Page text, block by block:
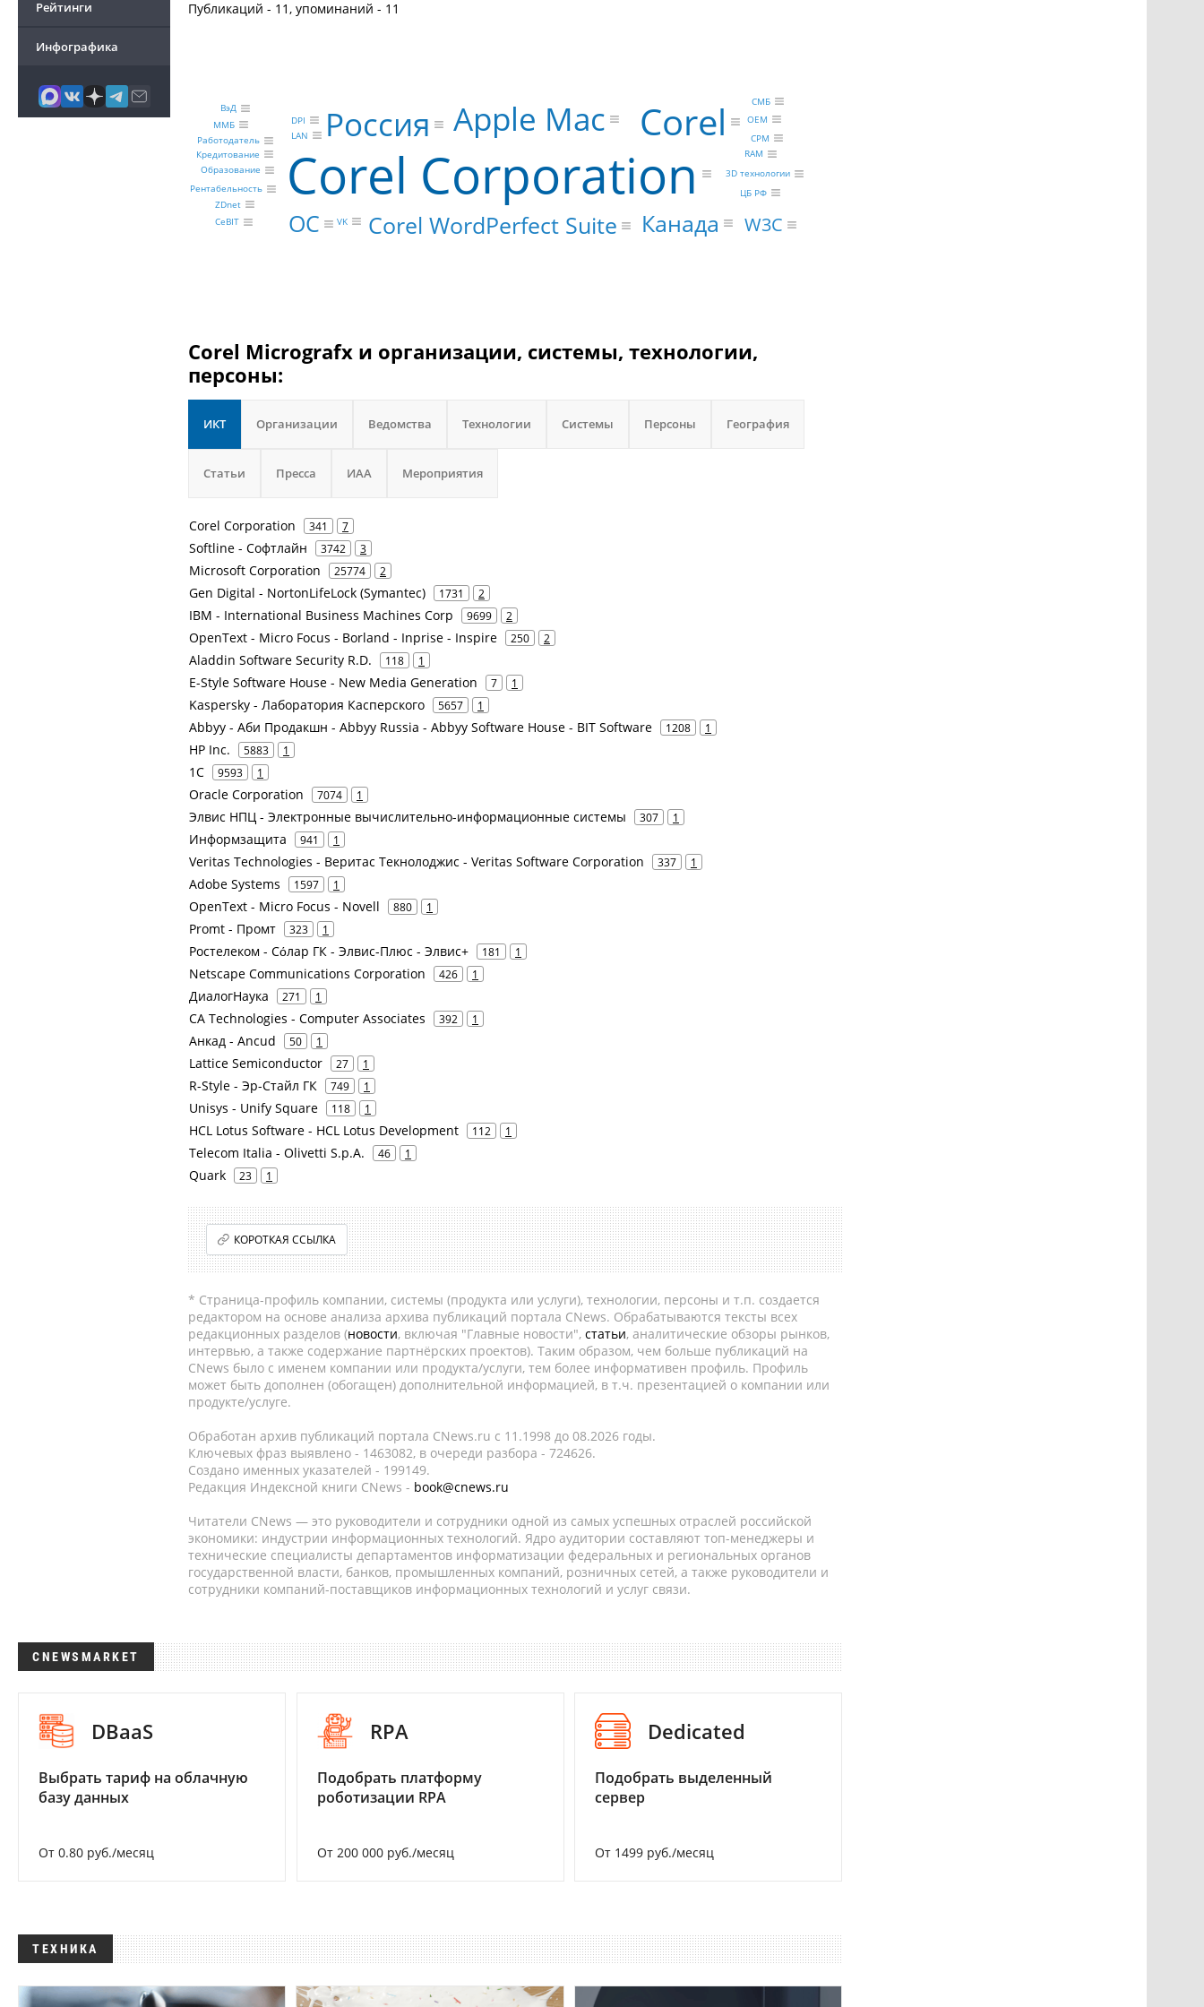
Рейтинги
Инфографика
Публикаций - 11, упоминаний - 11
Corel Corporation
Corel
Apple Mac
Россия
ОС Corel WordPerfect Suite Канада W3C
VK
ЦБ РФ
3D технологии
RAM
CPM
DPI
LAN
OEM
СМБ
ВэД
ММБ
Работодатель
Кредитование
Образование
Рентабельность
ZDnet
CeBIT
Corel Micrografx и организации, системы, технологии,
персоны:
ИКТ Организации Ведомства Технологии Системы Персоны География
Статьи Пресса ИАА Мероприятия
Corel Corporation 341 7
Softline - Софтлайн 3742 3
Microsoft Corporation 25774 2
Gen Digital - NortonLifeLock (Symantec) 1731 2
IBM - International Business Machines Corp 9699 2
OpenText - Micro Focus - Borland - Inprise - Inspire 250 2
Aladdin Software Security R.D. 118 1
E-Style Software House - New Media Generation 7 1
Kaspersky - Лаборатория Касперского 5657 1
Abbyy - Аби Продакшн - Abbyy Russia - Abbyy Software House - BIT Software 1208 1
HP Inc. 5883 1
1С 9593 1
Oracle Corporation 7074 1
Элвис НПЦ - Электронные вычислительно-информационные системы 307 1
Информзащита 941 1
Veritas Technologies - Веритас Текнолоджис - Veritas Software Corporation 337 1
Adobe Systems 1597 1
OpenText - Micro Focus - Novell 880 1
Promt - Промт 323 1
Ростелеком - Сόлар ГК - Элвис-Плюс - Элвис+ 181 1
Netscape Communications Corporation 426 1
ДиалогНаука 271 1
CA Technologies - Computer Associates 392 1
Анкад - Ancud 50 1
Lattice Semiconductor 27 1
R-Style - Эр-Стайл ГК 749 1
Unisys - Unify Square 118 1
HCL Lotus Software - HCL Lotus Development 112 1
Telecom Italia - Olivetti S.p.A. 46 1
Quark 23 1
КОРОТКАЯ ССЫЛКА
* Страница-профиль компании, системы (продукта или услуги), технологии, персоны и т.п. создается
редактором на основе анализа архива публикаций портала CNews. Обрабатываются тексты всех
редакционных разделов (новости, включая "Главные новости", статьи, аналитические обзоры рынков,
интервью, а также содержание партнёрских проектов). Таким образом, чем больше публикаций на
CNews было с именем компании или продукта/услуги, тем более информативен профиль. Профиль
может быть дополнен (обогащен) дополнительной информацией, в т.ч. презентацией о компании или
продукте/услуге.
Обработан архив публикаций портала CNews.ru c 11.1998 до 08.2026 годы.
Ключевых фраз выявлено - 1463082, в очереди разбора - 724626.
Создано именных указателей - 199149.
Редакция Индексной книги CNews - book@cnews.ru
Читатели CNews — это руководители и сотрудники одной из самых успешных отраслей российской
экономики: индустрии информационных технологий. Ядро аудитории составляют топ-менеджеры и
технические специалисты департаментов информатизации федеральных и региональных органов
государственной власти, банков, промышленных компаний, розничных сетей, а также руководители и
сотрудники компаний-поставщиков информационных технологий и услуг связи.
CNEWSMARKET
DBaaS
Выбрать тариф на облачную
базу данных
От 0.80 руб./месяц
RPA
Подобрать платформу
роботизации RPA
От 200 000 руб./месяц
Dedicated
Подобрать выделенный
сервер
От 1499 руб./месяц
ТЕХНИКА